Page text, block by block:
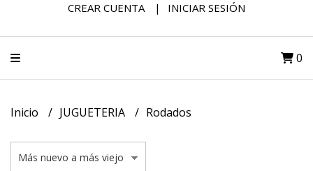
CREAR CUENTA INICIAR SESIÓN
0
Inicio JUGUETERIA Rodados